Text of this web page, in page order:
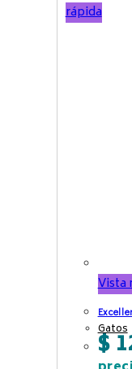
rápida
Vista
Gatos
$